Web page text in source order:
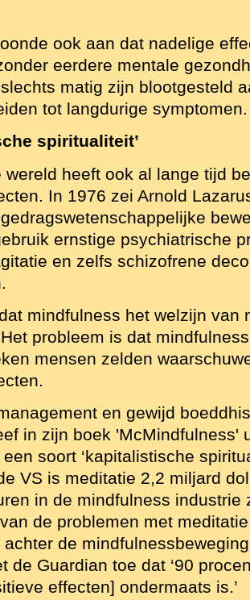
ook aan dat nadelige
eerdere mentale
matig zijn blootgesteld
tot langdurige symptomen.
spiritualiteit’
wereld heeft ook al lange tijd
In 1976 zei Arnold
ernstige psychiatrische
en zelfs schizofrene
mindfulness het welzijn van
probleem is dat
mensen zelden
en gewijd
in zijn boek 'McMindfulness'
soort ‘kapitalistische
VS is meditatie 2,2 miljard
in de mindfulness industrie
de problemen met
de
de Guardian toe dat ‘90
effecten] ondermaats is.’